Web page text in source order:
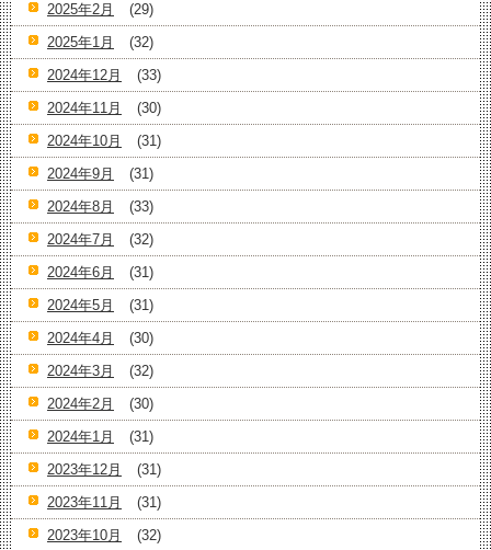
2025年2月
(29)
2025年1月
(32)
2024年12月
(33)
2024年11月
(30)
2024年10月
(31)
2024年9月
(31)
2024年8月
(33)
2024年7月
(32)
2024年6月
(31)
2024年5月
(31)
2024年4月
(30)
2024年3月
(32)
2024年2月
(30)
2024年1月
(31)
2023年12月
(31)
2023年11月
(31)
2023年10月
(32)